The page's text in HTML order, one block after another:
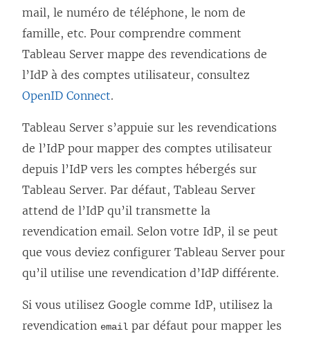
n
e
n
o
u
l
f
t
r
mail, le numéro de téléphone, le nom de
famille, etc. Pour comprendre comment
Tableau Server mappe des revendications de
l’IdP à des comptes utilisateur, consultez
OpenID Connect.
Tableau Server s’appuie sur les revendications
de l’IdP pour mapper des comptes utilisateur
depuis l’IdP vers les comptes hébergés sur
Tableau Server. Par défaut, Tableau Server
attend de l’IdP qu’il transmette la
revendication email. Selon votre IdP, il se peut
que vous deviez configurer Tableau Server pour
qu’il utilise une revendication d’IdP différente.
Si vous utilisez Google comme IdP, utilisez la
revendication email par défaut pour mapper les